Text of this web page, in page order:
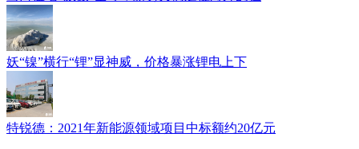
妖“镍”横行“锂”显神威，价格暴涨锂电上下
特锐德：2021年新能源领域项目中标额约20亿元